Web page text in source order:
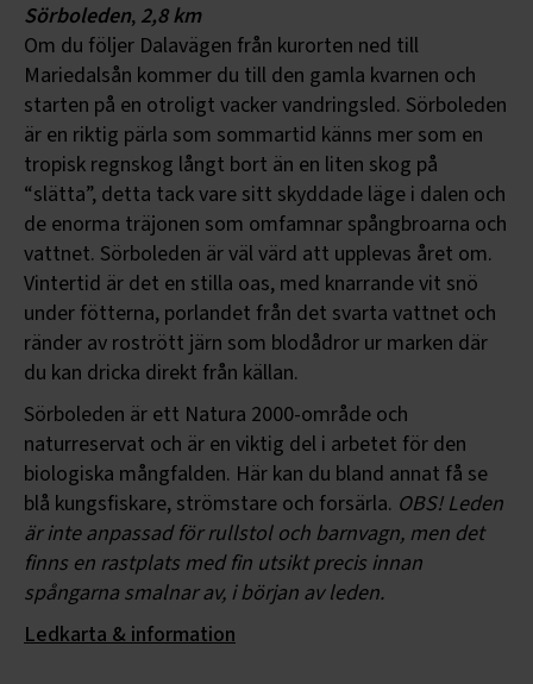
Sörboleden, 2,8 km
Om du följer Dalavägen från kurorten ned till
Mariedalsån kommer du till den gamla kvarnen och
starten på en otroligt vacker vandringsled. Sörboleden
är en riktig pärla som sommartid känns mer som en
tropisk regnskog långt bort än en liten skog på
“slätta”, detta tack vare sitt skyddade läge i dalen och
de enorma träjonen som omfamnar spångbroarna och
vattnet. Sörboleden är väl värd att upplevas året om.
Vintertid är det en stilla oas, med knarrande vit snö
under fötterna, porlandet från det svarta vattnet och
ränder av rostrött järn som blodådror ur marken där
du kan dricka direkt från källan.
Sörboleden är ett Natura 2000-område och
naturreservat och är en viktig del i arbetet för den
biologiska mångfalden. Här kan du bland annat få se
blå kungsfiskare, strömstare och forsärla. OBS! Leden
är inte anpassad för rullstol och barnvagn, men det
finns en rastplats med fin utsikt precis innan
spångarna smalnar av, i början av leden.
Ledkarta & information